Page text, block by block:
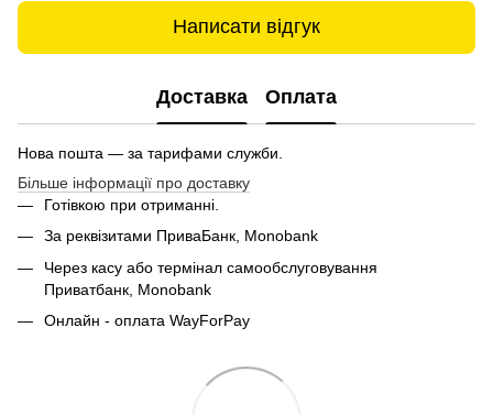
Написати відгук
Доставка Оплата
Нова пошта — за тарифами служби.
Більше інформації про доставку
Готівкою при отриманні.
За реквізитами ПриваБанк, Monobank
Через касу або термінал самообслуговування
Приватбанк, Monobank
Онлайн - оплата WayForPay